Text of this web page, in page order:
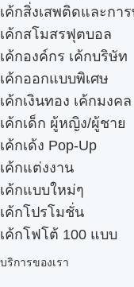
เค้กสิ่งเสพติดและกา
เค้กสโมสรฟุตบอล
เค้กองค์กร เค้กบริษัท
เค้กออกแบบพิเศษ
เค้กเงินทอง เค้กมงคล
เค้กเด็ก ผู้หญิง/ผู้ชาย
เค้กเด้ง Pop-Up
เค้กแต่งงาน
เค้กแบบใหม่ๆ
เค้กโปรโมชั่น
เค้กโฟโต้ 100 แบบ
บริการของเรา